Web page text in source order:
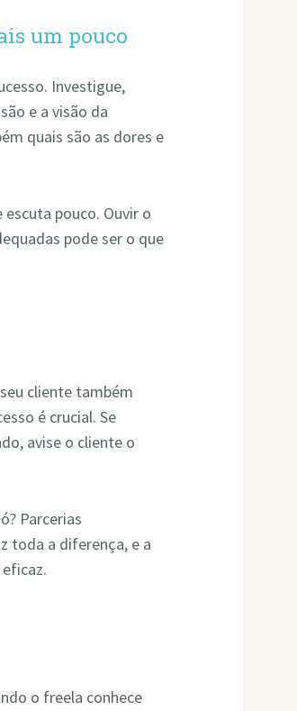
um pouco
Investigue,
e a visão da
quais são as dores e
pouco. Ouvir o
pode ser o que
cliente também
é crucial. Se
avise o cliente o
Parcerias
toda a diferença, e a
o freela conhece